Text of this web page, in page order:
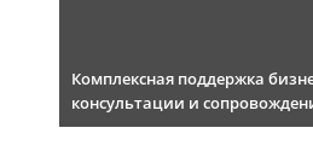
Комплексная поддержка
консультации и